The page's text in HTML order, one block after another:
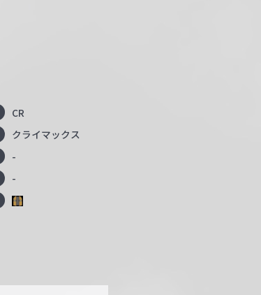
CR
クライマックス
-
-